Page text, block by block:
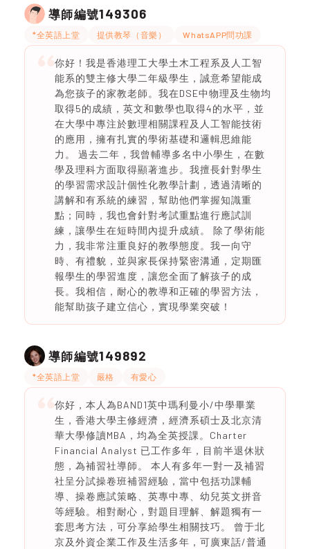
導師編號149306
*全英語上堂 提供教琴（音樂） WhatsAPP問功課
你好！我是香港理工大學土木工程系及人工智
能系的雙主修大學二年級學生，誠意希望能成
為您孩子的家教老師。我在DSE中物理及生物均
取得5的成績，英文和數學也取得4的水平，並
在大學中專注於數理相關課程及人工智能技術
的應用，擁有扎實的學術基礎和邏輯思維能
力。 過去二年，我曾輔導多名中小學生，在數
學及理科方面取得顯著進步。我擅長針對學生
的學習需求設計個性化教學計劃，透過清晰的
講解和有系統的練習，幫助他們掌握知識重
點；同時，我也會針對考試重點進行應試訓
練，讓學生在短時間內提升成績。 除了學術能
力，我非常注重良好的教學態度。我一向守
時、有禮貌，並與家長保持緊密溝通，定期匯
報學生的學習進度，讓您全面了解孩子的成
長。我相信，耐心的教導和正確的學習方法，
能幫助孩子建立信心，實現學業突破！
導師編號149892
*全英語上堂 嚴格 有愛心
你好，本人為BAND1英中瑪利曼小/中學畢業
生，香港大學主修經濟，經濟系碩士及北京清
華大學修讀MBA，均為全英授課。Charter
Financial Analyst 已工作多年，目前半退休狀
態，為補習社導師。 本人有多年一對一及補習
社呈分試操卷班補習經驗，當中包括功課輔
導、操卷應試策略、英專中專、幼兒英文拼音
等經驗。相對耐心，對題目理解、解題獨有一
套思考方法，可分享給學生相關技巧。 曾于北
京及外資企業工作及生活多年，可廣東話/普通